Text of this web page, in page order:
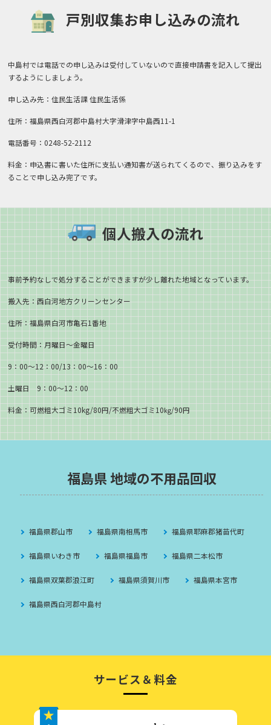
戸別収集お申し込みの流れ
中島村では電話での申し込みは受付していないので直接申請書を記入して提出
するようにしましょう。
申し込み先：住民生活課 住民生活係
住所：福島県西白河郡中島村大字滑津字中島西11-1
電話番号：0248-52-2112
料金：申込書に書いた住所に支払い通知書が送られてくるので、振り込みをす
ることで申し込み完了です。
個人搬入の流れ
事前予約なしで処分することができますが少し離れた地域となっています。
搬入先：西白河地方クリーンセンター
住所：福島県白河市亀石1番地
受付時間：月曜日～金曜日
9：00～12：00/13：00～16：00
土曜日 9：00～12：00
料金：可燃粗大ゴミ10kg/80円/不燃粗大ゴミ10㎏/90円
福島県 地域の不用品回収
福島県郡山市 福島県南相馬市 福島県耶麻郡猪苗代町
福島県いわき市 福島県福島市 福島県二本松市
福島県双葉郡浪江町 福島県須賀川市 福島県本宮市
福島県西白河郡中島村
サービス＆料金